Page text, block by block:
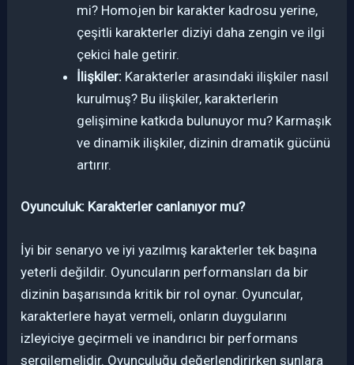
mi? Homojen bir karakter kadrosu yerine,
çeşitli karakterler diziyi daha zengin ve ilgi
çekici hale getirir.
İlişkiler: Karakterler arasındaki ilişkiler nasıl
kurulmuş? Bu ilişkiler, karakterlerin
gelişimine katkıda bulunuyor mu? Karmaşık
ve dinamik ilişkiler, dizinin dramatik gücünü
artırır.
Oyunculuk: Karakterler canlanıyor mu?
İyi bir senaryo ve iyi yazılmış karakterler tek başına
yeterli değildir. Oyuncuların performansları da bir
dizinin başarısında kritik bir rol oynar. Oyuncular,
karakterlere hayat vermeli, onların duygularını
izleyiciye geçirmeli ve inandırıcı bir performans
sergilemelidir. Oyunculuğu değerlendirirken şunlara